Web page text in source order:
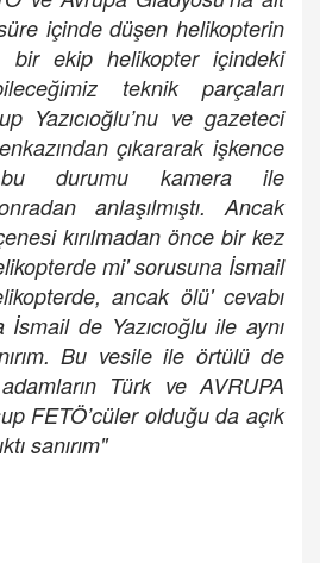
içinde düşen helikopterin
bir ekip helikopter içindeki
teknik parçaları
Yazıcıoğlu’nu ve gazeteci
çıkararak işkence
durumu kamera ile
anlaşılmıştı. Ancak
kırılmadan önce bir kez
mi' sorusuna İsmail
ancak ölü' cevabı
de Yazıcıoğlu ile aynı
Bu vesile ile örtülü de
Türk ve AVRUPA
FETÖ’cüler olduğu da açık
sanırım"